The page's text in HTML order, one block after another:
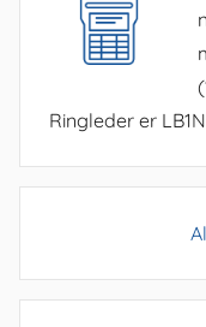
Ringleder er